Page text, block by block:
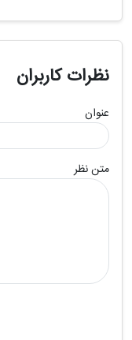
نظرات کاربران
عنوان
متن نظر